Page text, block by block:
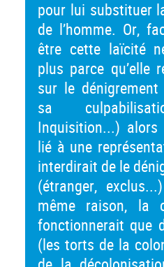
pour lui substituer
de l’homme. Or,
être cette laïcité
plus parce qu’elle
sur le dénigrement
sa
Inquisition...) alors
lié à une
interdirait de le
(étranger,
même raison, la
fonctionnerait que
(les torts de la